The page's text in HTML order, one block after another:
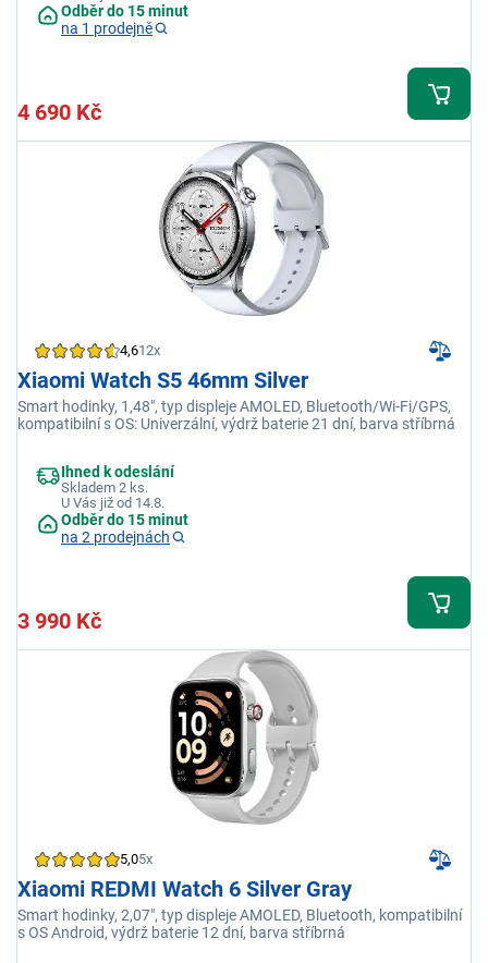
Odběr do 15 minut
na 1 prodejně
4 690 Kč
4,612x
Xiaomi Watch S5 46mm Silver
Smart hodinky, 1,48", typ displeje AMOLED, Bluetooth/Wi-Fi/GPS,
kompatibilní s OS: Univerzální, výdrž baterie 21 dní, barva stříbrná
Ihned k odeslání
Skladem 2 ks.
U Vás již od 14.8.
Odběr do 15 minut
na 2 prodejnách
3 990 Kč
5,05x
Xiaomi REDMI Watch 6 Silver Gray
Smart hodinky, 2,07", typ displeje AMOLED, Bluetooth, kompatibilní
s OS Android, výdrž baterie 12 dní, barva stříbrná